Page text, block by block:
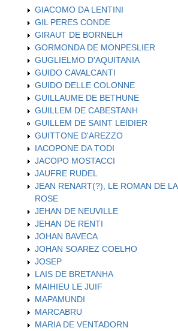
GIACOMO DA LENTINI
GIL PERES CONDE
GIRAUT DE BORNELH
GORMONDA DE MONPESLIER
GUGLIELMO D'AQUITANIA
GUIDO CAVALCANTI
GUIDO DELLE COLONNE
GUILLAUME DE BETHUNE
GUILLEM DE CABESTANH
GUILLEM DE SAINT LEIDIER
GUITTONE D'AREZZO
IACOPONE DA TODI
JACOPO MOSTACCI
JAUFRE RUDEL
JEAN RENART(?), LE ROMAN DE LA
ROSE
JEHAN DE NEUVILLE
JEHAN DE RENTI
JOHAN BAVECA
JOHAN SOAREZ COELHO
JOSEP
LAIS DE BRETANHA
MAIHIEU LE JUIF
MAPAMUNDI
MARCABRU
MARIA DE VENTADORN